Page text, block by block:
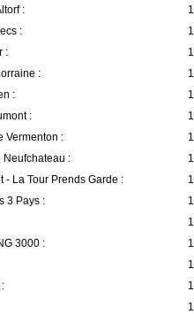
:
:
:
:
:
:
Vermenton :
Neufchateau :
- La Tour Prends Garde :
3 Pays :
3000 :